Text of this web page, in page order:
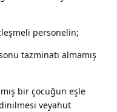
personelin;
tazminatı almamış
bir çocuğun eşle
veyahut